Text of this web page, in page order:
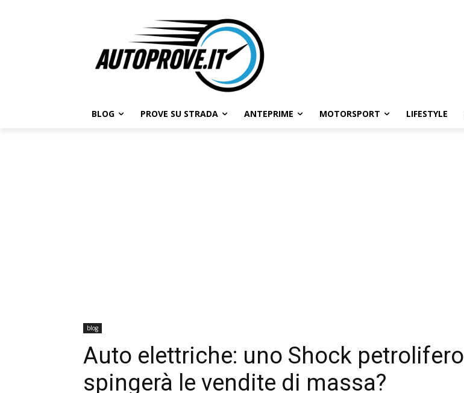
BLOG PROVE SU STRADA ANTEPRIME MOTORSPORT LIFESTYLE
blog
Auto elettriche: uno Shock petrolifero
spingerà le vendite di massa?